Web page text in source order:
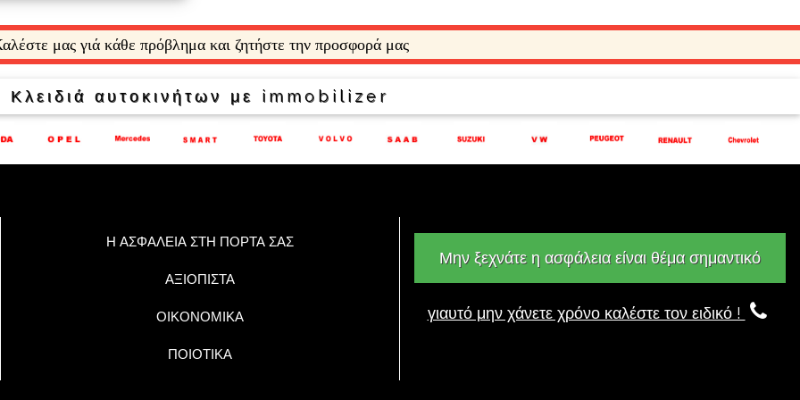
μας γιά κάθε πρόβλημα και ζητήστε την προσφορά μας
Κλειδιά αυτοκινήτων με immobilizer
Η ΑΣΦΑΛΕΙΑ ΣΤΗ ΠΟΡΤΑ ΣΑΣ
ΑΞΙΟΠΙΣΤΑ
ΟΙΚΟΝΟΜΙΚΑ
ΠΟΙΟΤΙΚΑ
Μην ξεχνάτε η ασφάλεια είναι θέμα σημαντικό
γιαυτό μην χάνετε χρόνο καλέστε τον ειδικό !